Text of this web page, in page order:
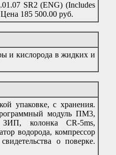
SR2 (ENG) (Includes
185 500.00 руб.
и кислорода в жидких и
упаковке, с хранения.
модуль ПМ3,
ЗИП, колонка CR-5ms,
водорода, компрессор
о поверке.